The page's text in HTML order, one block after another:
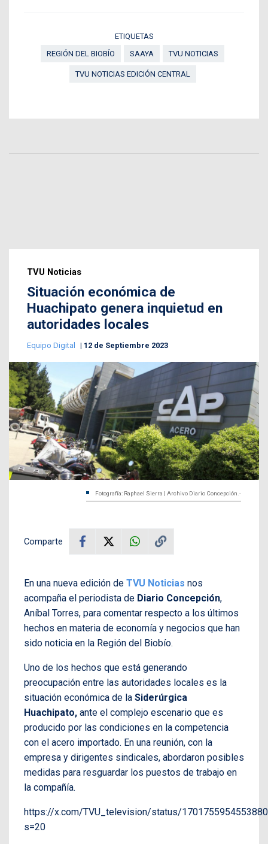
ETIQUETAS
REGIÓN DEL BIOBÍO
SAAYA TVU NOTICIAS
TVU NOTICIAS EDICIÓN CENTRAL
TVU Noticias
Situación económica de
Huachipato genera inquietud en
autoridades locales
Equipo Digital 12 de Septiembre 2023
Fotografía: Raphael Sierra | Archivo Diario Concepción.-
Comparte
En una nueva edición de TVU Noticias nos
acompaña el periodista de Diario Concepción,
Aníbal Torres, para comentar respecto a los últimos
hechos en materia de economía y negocios que han
sido noticia en la Región del Biobío.
Uno de los hechos que está generando
preocupación entre las autoridades locales es la
situación económica de la Siderúrgica
Huachipato, ante el complejo escenario que es
producido por las condiciones en la competencia
con el acero importado. En una reunión, con la
empresa y dirigentes sindicales, abordaron posibles
medidas para resguardar los puestos de trabajo en
la compañía.
https://x.com/TVU_television/status/
s=20